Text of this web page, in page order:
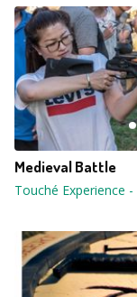
Medieval Battle
Touché Experience -